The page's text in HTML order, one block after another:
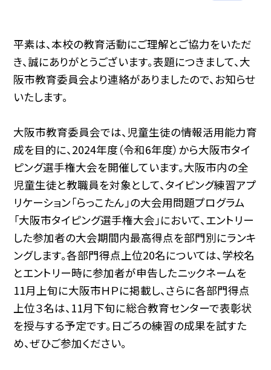
平素は、本校の教育活動にご理解とご協力をいただ
き、誠にありがとうございます。表題につきまして、大
阪市教育委員会より連絡がありましたので、お知らせ
いたします。
大阪市教育委員会では、児童生徒の情報活用能力育
成を目的に、2024年度（令和6年度）から大阪市タイ
ピング選手権大会を開催しています。大阪市内の全
児童生徒と教職員を対象として、タイピング練習アプ
リケーション「らっこたん」の大会用問題プログラム
「大阪市タイピング選手権大会」において、エントリー
した参加者の大会期間内最高得点を部門別にランキ
ングします。各部門得点上位20名については、学校名
とエントリー時に参加者が申告したニックネームを
11月上旬に大阪市ＨＰに掲載し、さらに各部門得点
上位３名は、11月下旬に総合教育センターで表彰状
を授与する予定です。日ごろの練習の成果を試すた
め、ぜひご参加ください。